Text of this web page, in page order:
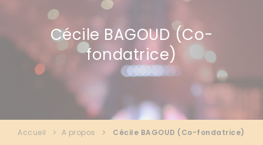
A PROPOS
ACTIVITÉS
ACTUALITÉS
1001 MAISONS DE LA PHILO
Cécile BAGOUD (Co-
fondatrice)
Accueil A propos Cécile BAGOUD (Co-fondatrice)